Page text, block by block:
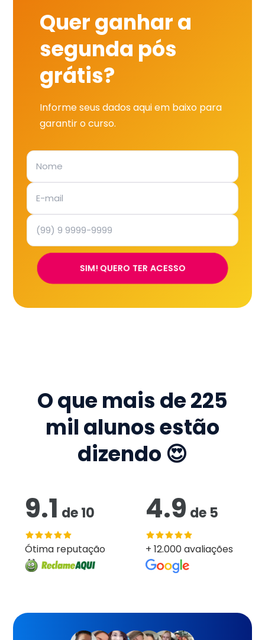
Quer ganhar a
segunda pós
grátis?
Informe seus dados aqui em baixo para
garantir o curso.
SIM! QUERO TER ACESSO
O que mais de225
mil alunos estão
dizendo 😍
9.1 de10
Ótima reputação
4.9 de 5
+ 12.000 avaliações